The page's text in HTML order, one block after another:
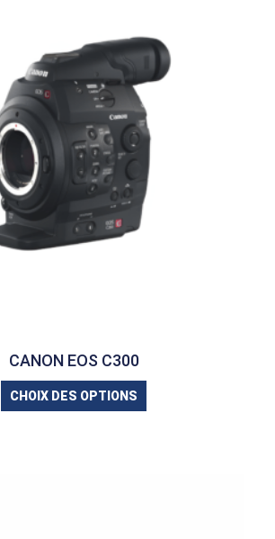
CANON EOS C300
CHOIX DES OPTIONS